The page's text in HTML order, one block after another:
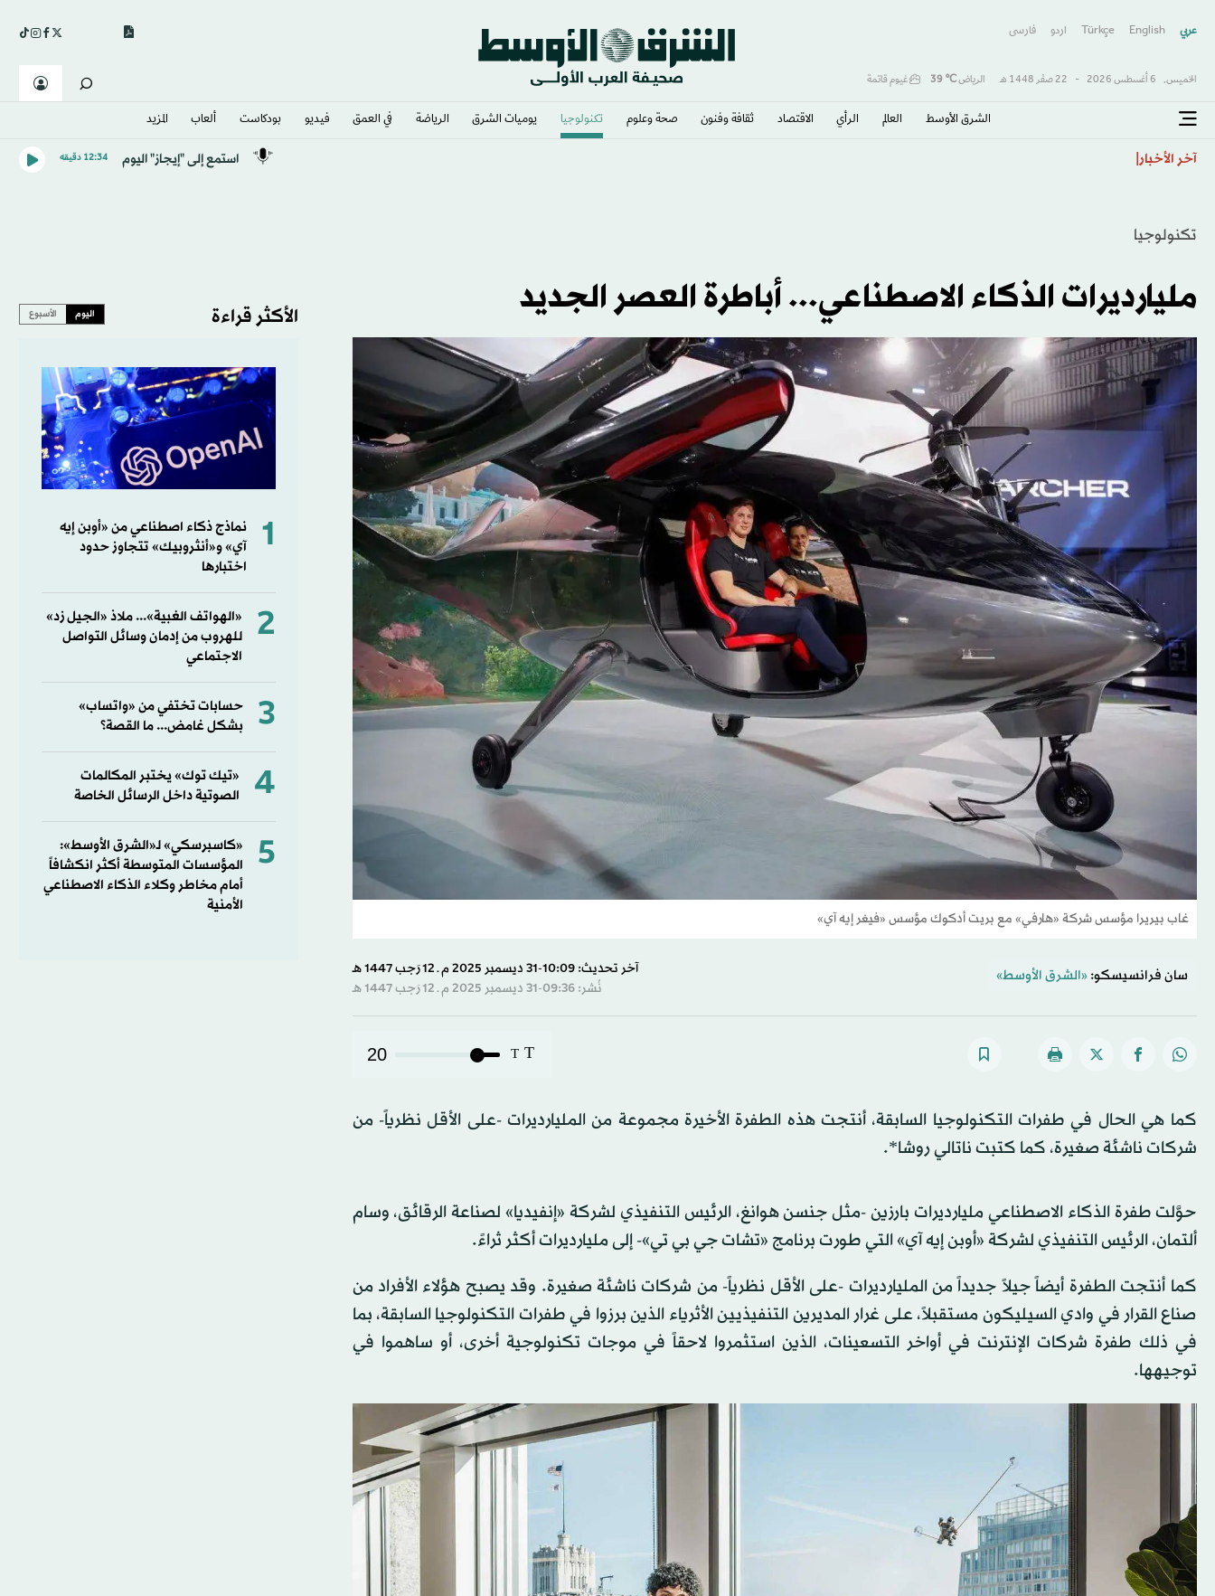
عربي English
Türkçe اردو فارسى
الخميس, 6 أغسطس 2026 - 22 صفَر 1448 هـ الرياض℃
39 غيوم قاتمة
الشرق الأوسط​ العالم الرأي الاقتصاد ثقافة وفنون صحة وعلوم تكنولوجيا يوميات الشرق​ الرياضة في العمق فيديو بودكاست ألعاب المزيد
آخر الأخبار استمع إلى "إيجاز" اليوم 12:34 دقيقه
تكنولوجيا
مليارديرات الذكاء الاصطناعي... أباطرة العصر الجديد
غاب بيريرا مؤسس شركة «هارفي» مع بريت أدكوك مؤسس «فيغر إيه آي»
سان فرانسيسكو: «الشرق الأوسط»
آخر تحديث: 10:09-31 ديسمبر 2025 م ـ 12 رَجب 1447 هـ
نُشر: 09:36-31 ديسمبر 2025 م ـ 12 رَجب 1447 هـ
T
T
20
كما هي الحال في طفرات التكنولوجيا السابقة، أنتجت هذه الطفرة الأخيرة مجموعة من المليارديرات -على الأقل نظرياً- من
شركات ناشئة صغيرة، كما كتبت ناتالي روشا*.
حوَّلت طفرة الذكاء الاصطناعي مليارديرات بارزين -مثل جنسن هوانغ، الرئيس التنفيذي لشركة «إنفيديا» لصناعة الرقائق، وسام
ألتمان، الرئيس التنفيذي لشركة «أوبن إيه آي» التي طورت برنامج «تشات جي بي تي»- إلى مليارديرات أكثر ثراءً.
كما أنتجت الطفرة أيضاً جيلاً جديداً من المليارديرات -على الأقل نظرياً- من شركات ناشئة صغيرة. وقد يصبح هؤلاء الأفراد من
صناع القرار في وادي السيليكون مستقبلاً، على غرار المديرين التنفيذيين الأثرياء الذين برزوا في طفرات التكنولوجيا السابقة، بما
في ذلك طفرة شركات الإنترنت في أواخر التسعينات، الذين استثمروا لاحقاً في موجات تكنولوجية أخرى، أو ساهموا في
توجيهها.
الأكثر قراءة اليوم الأسبوع
1
نماذج ذكاء اصطناعي من «أوبن إيه
آي» و«أنثروبيك» تتجاوز حدود
اختبارها
2
«الهواتف الغبية»... ملاذ «الجيل زد»
للهروب من إدمان وسائل التواصل
الاجتماعي
3
حسابات تختفي من «واتساب»
بشكل غامض... ما القصة؟
4
«تيك توك» يختبر المكالمات
الصوتية داخل الرسائل الخاصة
5
«كاسبرسكي» لـ«الشرق الأوسط»:
المؤسسات المتوسطة أكثر انكشافاً
أمام مخاطر وكلاء الذكاء الاصطناعي
الأمنية